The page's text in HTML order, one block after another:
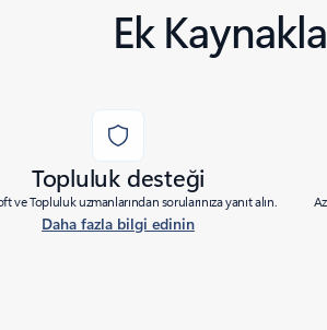
Ek
Topluluk desteği
ve Topluluk uzmanlarından sorularınıza yanıt alın.
Daha fazla bilgi edinin